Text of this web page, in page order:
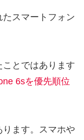
スマートフォン
とではあります
6sを優先順位
ます。スマホや